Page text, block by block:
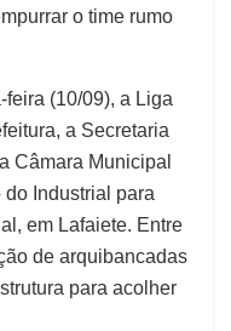
o time rumo
(10/09), a Liga
a Secretaria
Câmara Municipal
Industrial para
em Lafaiete. Entre
de arquibancadas
para acolher